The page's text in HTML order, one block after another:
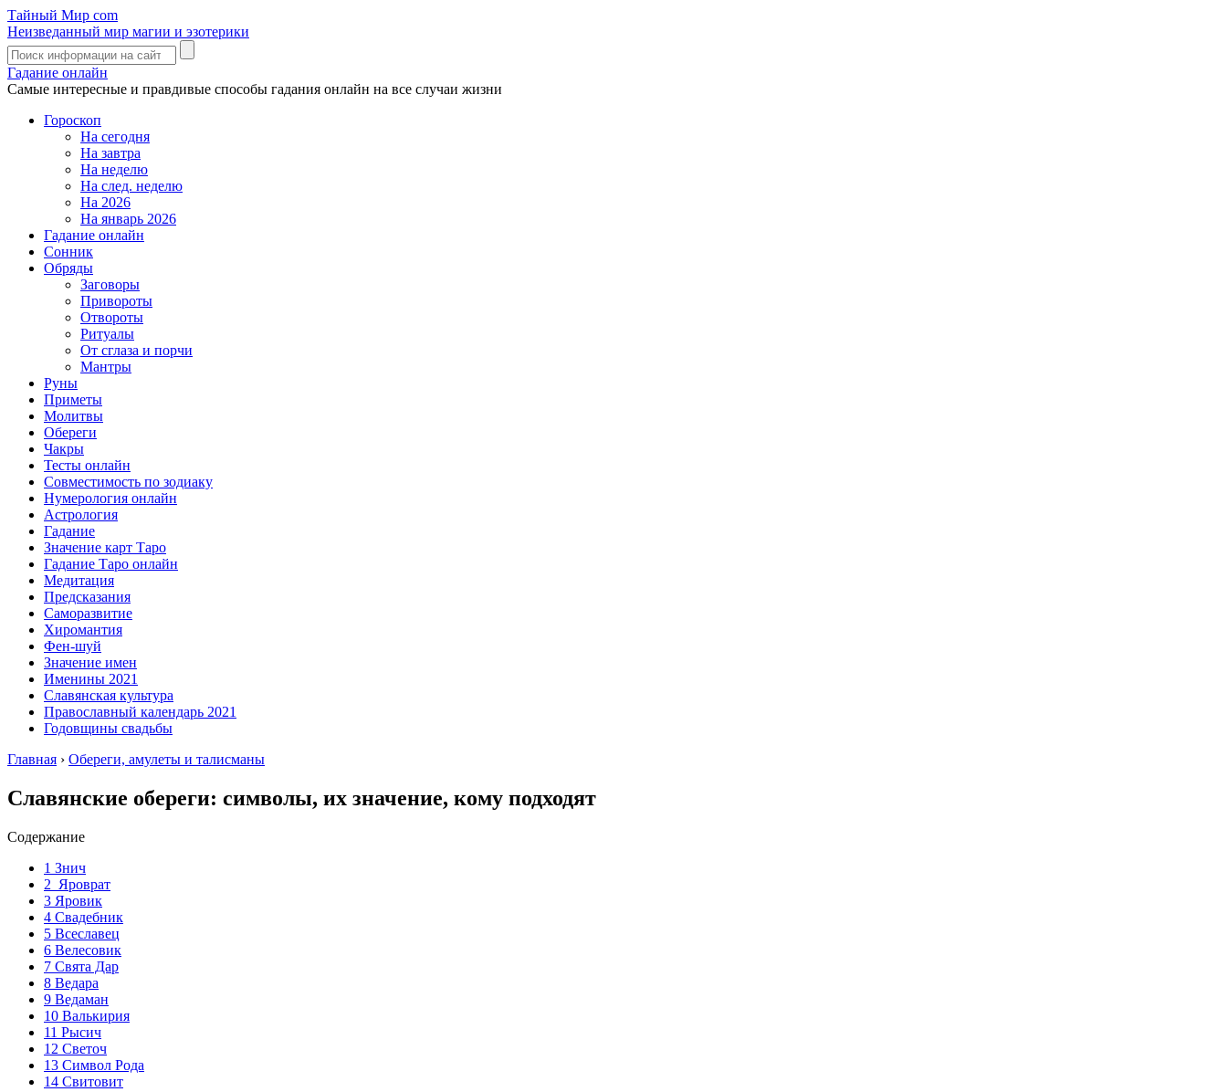
Тайный Мир com
Неизведанный мир магии и эзотерики
Гадание онлайн
Самые интересные и правдивые способы гадания онлайн на все случаи жизни
Гороскоп
На сегодня
На завтра
На неделю
На след. неделю
На 2026
На январь 2026
Гадание онлайн
Сонник
Обряды
Заговоры
Привороты
Отвороты
Ритуалы
От сглаза и порчи
Мантры
Руны
Приметы
Молитвы
Обереги
Чакры
Тесты онлайн
Совместимость по зодиаку
Нумерология онлайн
Астрология
Гадание
Значение карт Таро
Гадание Таро онлайн
Медитация
Предсказания
Саморазвитие
Хиромантия
Фен-шуй
Значение имен
Именины 2021
Славянская культура
Православный календарь 2021
Годовщины свадьбы
Главная › Обереги, амулеты и талисманы
Славянские обереги: символы, их значение, кому подходят
Содержание
1 Знич
2 Яроврат
3 Яровик
4 Свадебник
5 Всеславец
6 Велесовик
7 Свята Дар
8 Ведара
9 Ведаман
10 Валькирия
11 Рысич
12 Светоч
13 Символ Рода
14 Свитовит